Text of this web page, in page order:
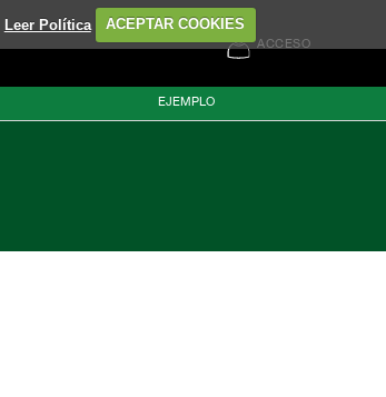
Leer Política ACEPTAR COOKIES
ACCESO
EJEMPLO